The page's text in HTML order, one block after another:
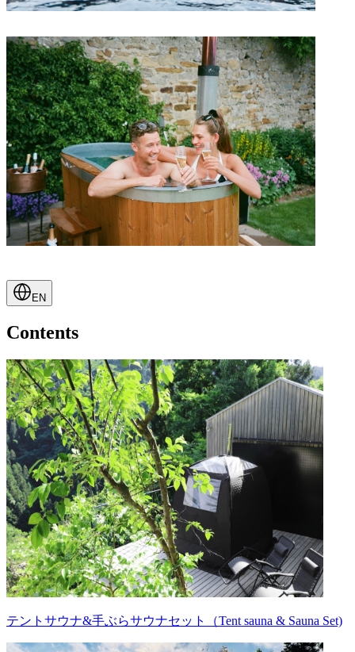
EN
Contents
テントサウナ&手ぶらサウナセット（Tent sauna & Sauna Set)